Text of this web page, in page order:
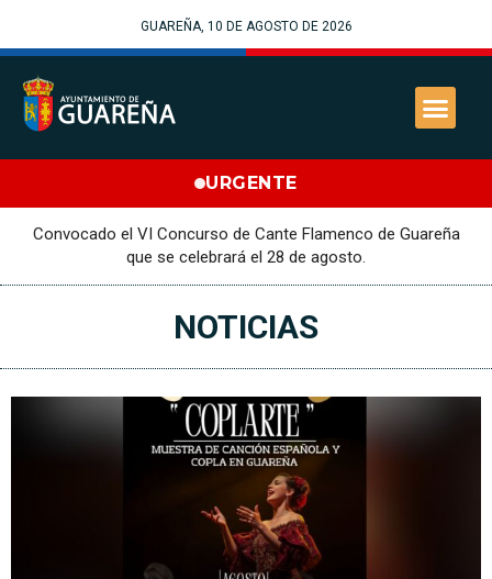
GUAREÑA, 10 DE AGOSTO DE 2026
URGENTE
Convocado el VI Concurso de Cante Flamenco de Guareña
que se celebrará el 28 de agosto.
NOTICIAS